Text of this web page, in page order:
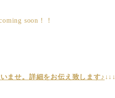
soon！！
ませ。 詳細をお伝え致します♪ ↓↓↓